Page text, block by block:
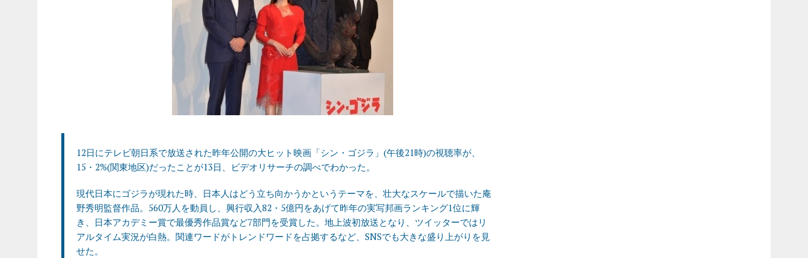
12日にテレビ朝日系で放送された昨年公開の大ヒット映画「シン・ゴジラ」(午後21時)の視聴率が、
15・2%(関東地区)だったことが13日、ビデオリサーチの調べでわかった。
現代日本にゴジラが現れた時、日本人はどう立ち向かうかというテーマを、壮大なスケールで描いた庵
野秀明監督作品。560万人を動員し、興行収入82・5億円をあげて昨年の実写邦画ランキング1位に輝
き、日本アカデミー賞で最優秀作品賞など7部門を受賞した。地上波初放送となり、ツイッターではリ
アルタイム実況が白熱。関連ワードがトレンドワードを占拠するなど、SNSでも大きな盛り上がりを見
せた。